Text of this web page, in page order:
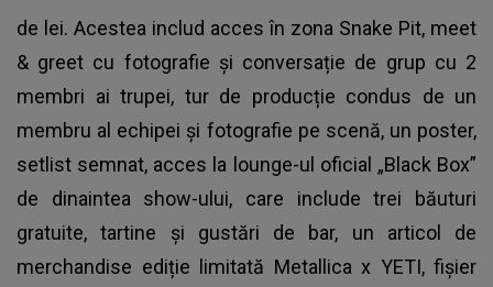
de lei. Acestea includ acces în zona Snake Pit, meet
& greet cu fotografie și conversație de grup cu 2
membri ai trupei, tur de producție condus de un
membru al echipei și fotografie pe scenă, un poster,
setlist semnat, acces la lounge-ul oficial „Black Box”
de dinaintea show-ului, care include trei băuturi
gratuite, tartine și gustări de bar, un articol de
merchandise ediție limitată Metallica x YETI, fișier